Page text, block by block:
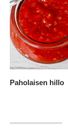
Paholaisen hillo